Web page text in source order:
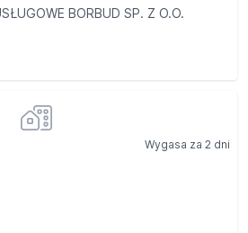
BORBUD SP. Z O.O.
Wygasa za 2 dni